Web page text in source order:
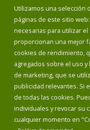
Utilizamos una selección
páginas de este sitio
necesarias para utilizar
proporcionan una mejor
cookies de rendimiento,
agregados sobre el uso
de marketing, que se
publicidad relevantes. Si
de todas las cookies.
individuales y revocar su
cualquier momento en